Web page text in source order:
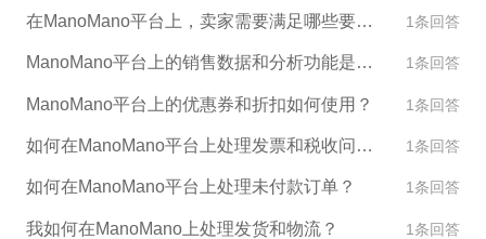
在ManoMano平台上，卖家需要满足哪些要求才能销售产品？ 1条回答
ManoMano平台上的销售数据和分析功能是什么？ 1条回答
ManoMano平台上的优惠券和折扣如何使用？ 1条回答
如何在ManoMano平台上处理发票和税收问题？ 1条回答
如何在ManoMano平台上处理未付款订单？ 1条回答
我如何在ManoMano上处理发货和物流？ 1条回答